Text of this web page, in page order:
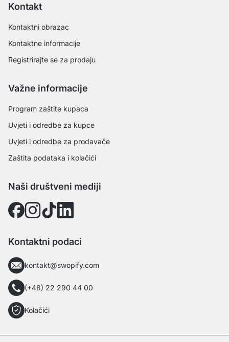
Kontakt
Kontaktni obrazac
Kontaktne informacije
Registrirajte se za prodaju
Važne informacije
Program zaštite kupaca
Uvjeti i odredbe za kupce
Uvjeti i odredbe za prodavače
Zaštita podataka i kolačići
Naši društveni mediji
Kontaktni podaci
kontakt@swopify.com
(+48) 22 290 44 00
Kolačići